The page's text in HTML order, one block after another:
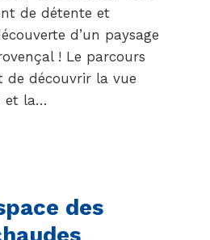
de détente et
d’un paysage
! Le parcours
de découvrir la vue
et la…
des